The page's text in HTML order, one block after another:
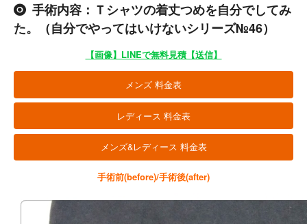
手術内容：Ｔシャツの着丈つめを自分でしてみ
た。（自分でやってはいけないシリーズ№46）
【画像】LINEで無料見積【送信】
メンズ 料金表
レディース 料金表
メンズ&レディース 料金表
手術前(before)/手術後(after)